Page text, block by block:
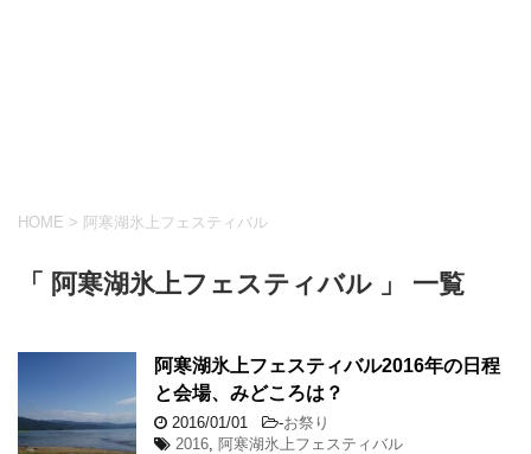
HOME > 阿寒湖氷上フェスティバル
「 阿寒湖氷上フェスティバル 」 一覧
阿寒湖氷上フェスティバル2016年の日程
と会場、みどころは？
2016/01/01 -お祭り
2016 阿寒湖氷上フェスティバル